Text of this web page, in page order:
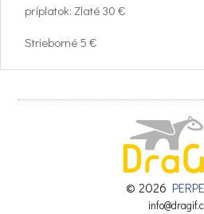
príplatok: Zlaté 30 €
Strieborné 5 €
Uvedené ceny sú vždy za pár
Rhodiovanie : je veľmi tvrdá
kovu. Používa sa na striebro ako
ochrana proti zoxidovaniu, na
bielu farbu, a na kombinované
© 2026